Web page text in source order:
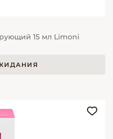
15 мл Limoni